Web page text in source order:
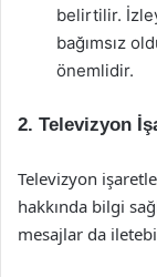
belirtilir.
bağımsız
önemlidir.
2. Televizyon
Televizyon
hakkında bilgi
mesajlar da